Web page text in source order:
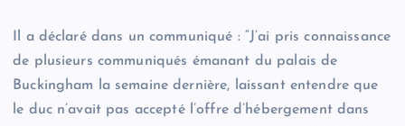
Il a déclaré dans un communiqué : “J’ai pris connaissance
de plusieurs communiqués émanant du palais de
Buckingham la semaine dernière, laissant entendre que
le duc n’avait pas accepté l’offre d’hébergement dans